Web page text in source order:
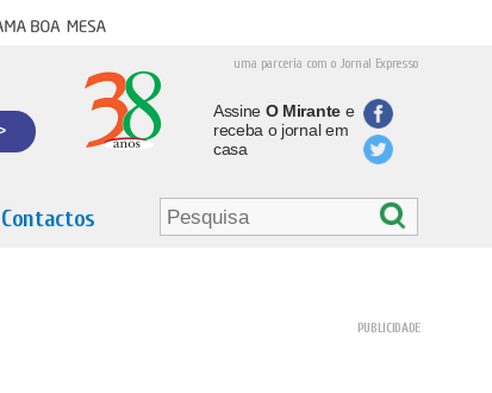
boa mesa
uma parceria com o Jornal Expresso
Assine O Mirantee
receba o jornal em
casa
Contactos